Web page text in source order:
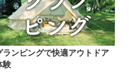
ランピングで快適アウトドア
験